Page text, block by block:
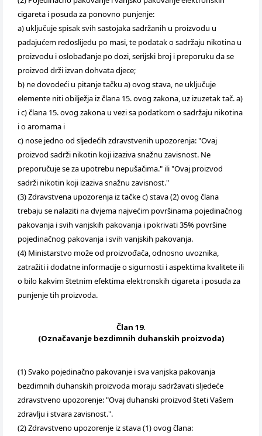
cigareta i posuda za ponovno punjenje:
a) uključuje spisak svih sastojaka sadržanih u proizvodu u
padajućem redoslijedu po masi, te podatak o sadržaju nikotina u
proizvodu i oslobađanje po dozi, serijski broj i preporuku da se
proizvod drži izvan dohvata djece;
b) ne dovodeći u pitanje tačku a) ovog stava, ne uključuje
elemente niti obilježja iz člana 15. ovog zakona, uz izuzetak tač. a)
i c) člana 15. ovog zakona u vezi sa podatkom o sadržaju nikotina
i o aromama i
c) nose jedno od sljedećih zdravstvenih upozorenja: "Ovaj
proizvod sadrži nikotin koji izaziva snažnu zavisnost. Ne
preporučuje se za upotrebu nepušačima." ili "Ovaj proizvod
sadrži nikotin koji izaziva snažnu zavisnost."
(3) Zdravstvena upozorenja iz tačke c) stava (2) ovog člana
trebaju se nalaziti na dvjema najvećim površinama pojedinačnog
pakovanja i svih vanjskih pakovanja i pokrivati 35% površine
pojedinačnog pakovanja i svih vanjskih pakovanja.
(4) Ministarstvo može od proizvođača, odnosno uvoznika,
zatražiti i dodatne informacije o sigurnosti i aspektima kvalitete ili
o bilo kakvim štetnim efektima elektronskih cigareta i posuda za
punjenje tih proizvoda.
Član 19.
(Označavanje bezdimnih duhanskih proizvoda)
(1) Svako pojedinačno pakovanje i sva vanjska pakovanja
bezdimnih duhanskih proizvoda moraju sadržavati sljedeće
zdravstveno upozorenje: "Ovaj duhanski proizvod šteti Vašem
zdravlju i stvara zavisnost.".
(2) Zdravstveno upozorenje iz stava (1) ovog člana: